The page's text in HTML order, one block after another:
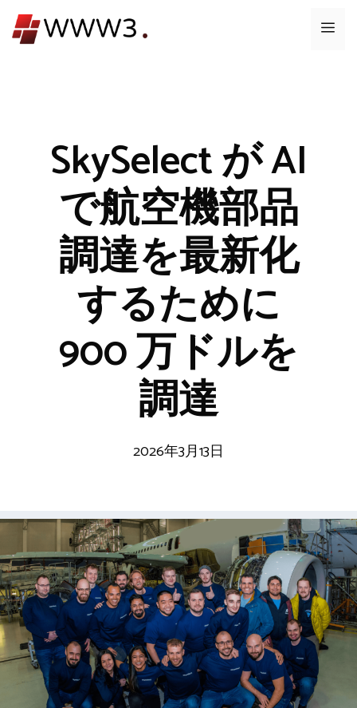
ン
メ
SkySelect が AI
で航空機部品
調達を最新化
するために
900 万ドルを
調達
2026年3月13日